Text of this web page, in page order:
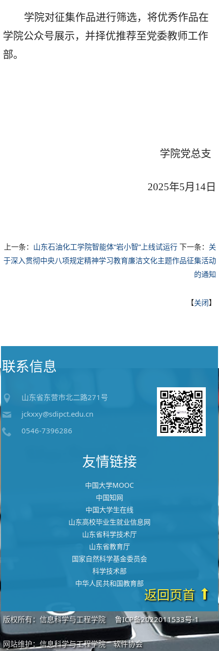
学院对征集作品进行筛选，将优秀作品在
学院公众号展示，并择优推荐至党委教师工作
部。
学院党总支
2025年5月 14 日
上一条： 山东石油化工学院智能体“岩小智”上线试运行 下一条： 关
于深入贯彻中央八项规定精神学习教育廉洁文化主题作品征集活动
的通知
【关闭】
友情链接
中华人民共和国教育部
科学技术部
国家自然科学基金委员会
山东省教育厅
山东省科学技术厅
山东高校毕业生就业信息网
中国大学生在线
中国知网
中国大学MOOC
联系信息
山东省东营市北二路271号
jckxxy@sdipct.edu.cn
0546-7396286
版权所有：信息科学与工程学院 鲁ICP备2022011533号-1
网站维护：信息科学与工程学院 软件协会
返回页首